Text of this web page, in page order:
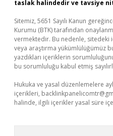
taslak halindedir ve tavsiye
Sitemiz, 5651 Sayılı Kanun
Kurumu (BTK) tarafından
vermektedir. Bu nedenle,
veya araştırma yükümlülüğümüz
yazdıkları içeriklerin
bu sorumluluğu kabul etmiş
Hukuka ve yasal düzenlemelere
içerikleri,
halinde, ilgili içerikler yasal süre